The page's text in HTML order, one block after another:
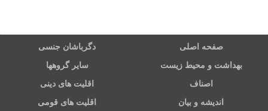
صفحه اصلی دگرباشان جنسی
بهداشت و محیط زیست سایر گروهها
اصناف اقلیت های دینی
اندیشه و بیان اقلیت های قومی